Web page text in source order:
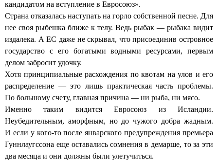
кандидатом на вступление в Евросоюз».
Страна отказалась наступать на горло собственной песне. Для
нее своя рыбешка ближе к телу. Ведь рыбак — рыбака видит
издалека. А ЕС даже не скрывал, что присоединив островное
государство с его богатыми водными ресурсами, первым
делом забросит удочку.
Хотя принципиальные расхождения по квотам на улов и его
распределение — это лишь практическая часть проблемы.
По большому счету, главная причина — ни рыба, ни мясо.
Именно таким видится Евросоюз из Исландии.
Неубедительным, аморфным, но до чужого добра жадным.
И если у кого-то после январского предупреждения премьера
Гуннлаугссона еще оставались сомнения в демарше, то за эти
два месяца и они должны были улетучиться.